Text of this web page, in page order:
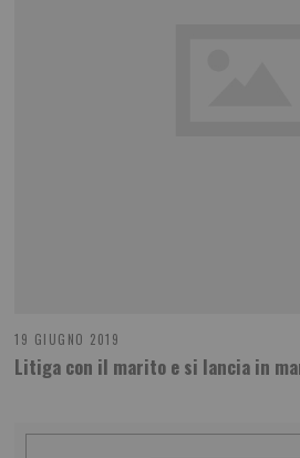
19 GIUGNO 2019
Litiga con il marito e si lancia in